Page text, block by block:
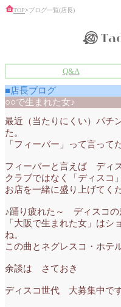
TOP>ブログ一覧(店長)
Q&A
■店長ブログ
○○で生まれた女♪
最近（当たりにくい）パチ
た。
「フィーバー」って言って
フィーバーと言えば ディ
クラブではなく「ディスコ
お店を一緒に盛り上げてく
♪踊り疲れた～ ディスコの
「大阪で生まれた女」は
ね。
この曲とネグレスコ・ホテ
余談は さておき
ディスコ世代 大募集中で